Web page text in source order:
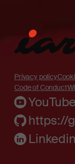
Privacy policy
Code of Conduct
YouTube
https://
Linkedin